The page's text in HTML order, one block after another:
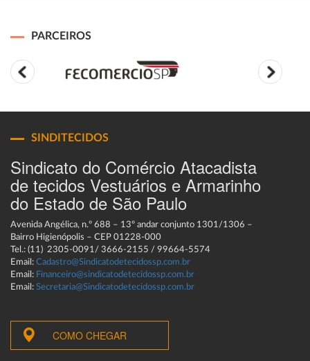
PARCEIROS
SINDITECIDOS
Sindicato do Comércio Atacadista
de tecidos Vestuários e Armarinho
do Estado de São Paulo
Avenida Angélica, n.º 688 – 13º andar conjunto 1301/1306 –
Bairro Higienópolis – CEP 01228-000
Tel.: (11) 2305-0091/ 3666-2155 / 99664-5574
Email: Cadastro@Sindicatodetecidossp.com.br
Email: Financeiro@sindicatodetecidossp.com.br
Email: Secretaria@Sindicatodetecidossp.com.br
COMO CHEGAR